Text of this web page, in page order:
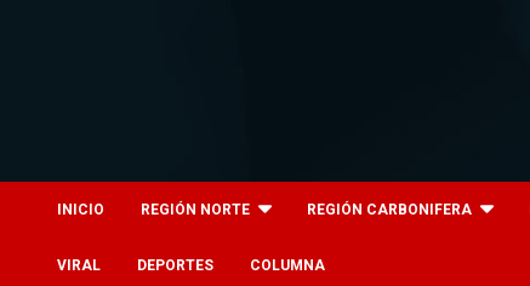
INICIO REGIÓN NORTE REGIÓN CARBONIFERA
VIRAL DEPORTES COLUMNA